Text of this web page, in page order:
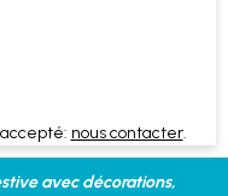
nous contacter.
avec décorations,